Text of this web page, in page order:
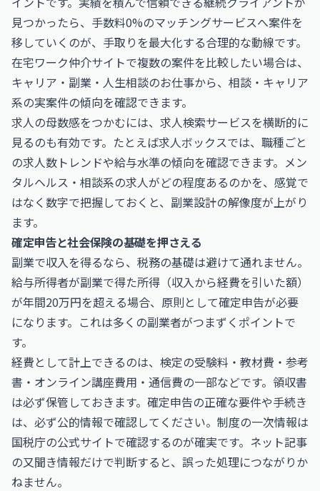
見つかったら、手数料0%のマッチングサービスへ案件を
移していくのが、手取りを最大化する合理的な動線です。
在宅ワーク仲介サイトで複数の案件を比較したい場合は、
キャリア・副業・人生相談のお仕事から、相談・キャリア
系の実案件の傾向を確認できます。
求人の母数感をつかむには、求人検索サービスを横断的に
見るのも有効です。たとえば求人ボックスでは、職種ごと
の求人数トレンドや給与水準の傾向を確認できます。メン
タルヘルス・相談系の求人がどの程度あるのかを、感覚で
はなく数字で把握しておくと、副業設計の解像度が上がり
ます。
確定申告と社会保険の基礎を押さえる
副業で収入を得るなら、税務の基礎は避けて通れません。
給与所得者が副業で得た所得（収入から経費を引いた額）
が年間20万円を超える場合、原則として確定申告が必要
になります。これは多くの副業者がつまずくポイントで
す。
経費として計上できるのは、検定の受験料・教材費・参考
書・オンライン講座費用・通信費の一部などです。領収書
は必ず保管しておきます。確定申告の正確な要件や手続き
は、必ず公的情報で確認してください。制度の一次情報は
国税庁の公式サイトで確認するのが確実です。ネット記事
の又聞き情報だけで判断すると、誤った処理につながりか
ねません。